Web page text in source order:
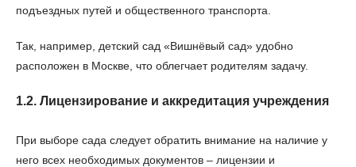
подъездных путей и общественного транспорта.
Так, например, детский сад «Вишнёвый сад» удобно
расположен в Москве, что облегчает родителям задачу.
1.2. Лицензирование и аккредитация учреждения
При выборе сада следует обратить внимание на наличие у
него всех необходимых документов – лицензии и